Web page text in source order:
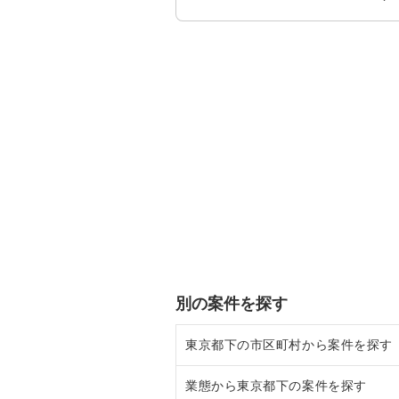
別の案件を探す
東京都下の市区町村から案件を探す
調布市の飲食店の居抜き売却物件
業態から東京都下の案件を探す